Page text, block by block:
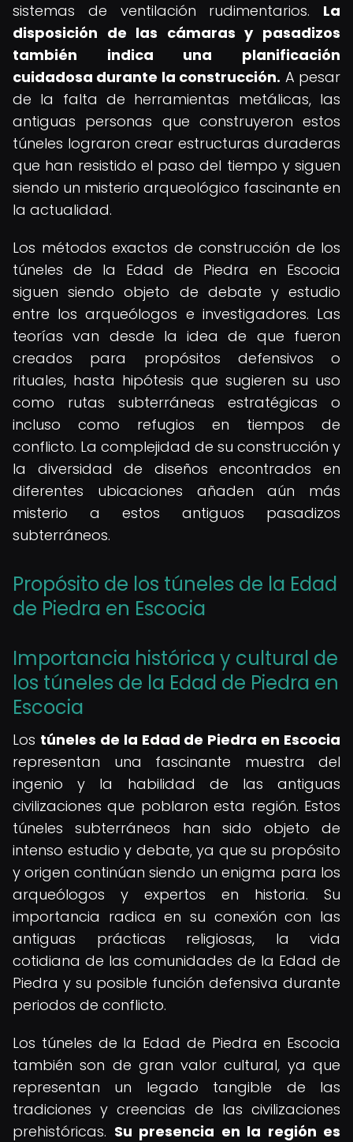
sistemas de ventilación rudimentarios. La
disposición de las cámaras y pasadizos
también indica una planificación
cuidadosa durante la construcción. A pesar
de la falta de herramientas metálicas, las
antiguas personas que construyeron estos
túneles lograron crear estructuras duraderas
que han resistido el paso del tiempo y siguen
siendo un misterio arqueológico fascinante en
la actualidad.
Los métodos exactos de construcción de los
túneles de la Edad de Piedra en Escocia
siguen siendo objeto de debate y estudio
entre los arqueólogos e investigadores. Las
teorías van desde la idea de que fueron
creados para propósitos defensivos o
rituales, hasta hipótesis que sugieren su uso
como rutas subterráneas estratégicas o
incluso como refugios en tiempos de
conflicto. La complejidad de su construcción y
la diversidad de diseños encontrados en
diferentes ubicaciones añaden aún más
misterio a estos antiguos pasadizos
subterráneos.
Propósito de los túneles de la Edad
de Piedra en Escocia
Importancia histórica y cultural de
los túneles de la Edad de Piedra en
Escocia
Los túneles de la Edad de Piedra en Escocia
representan una fascinante muestra del
ingenio y la habilidad de las antiguas
civilizaciones que poblaron esta región. Estos
túneles subterráneos han sido objeto de
intenso estudio y debate, ya que su propósito
y origen continúan siendo un enigma para los
arqueólogos y expertos en historia. Su
importancia radica en su conexión con las
antiguas prácticas religiosas, la vida
cotidiana de las comunidades de la Edad de
Piedra y su posible función defensiva durante
periodos de conflicto.
Los túneles de la Edad de Piedra en Escocia
también son de gran valor cultural, ya que
representan un legado tangible de las
tradiciones y creencias de las civilizaciones
prehistóricas. Su presencia en la región es